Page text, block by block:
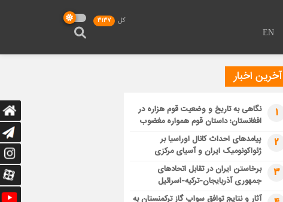
EN
کل 3137
آخرین اخبار
1
نگاهی به تاریخ و وضعیت قوم هزاره در
افغانستان؛ داستان قوم همواره مغضوب
2
پیامدهای احداث کانال اوراسیا بر
ژئواکونومیک ایران و آسیای مرکزی
3
برخاستن ایران در تقابل اتحادهای
جمهوری آذربایجان-ترکیه-اسرائیل
آثار و نتایج توافق سواپ گاز ترکمنستان به